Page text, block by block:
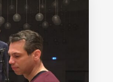
track 3,
op tracks